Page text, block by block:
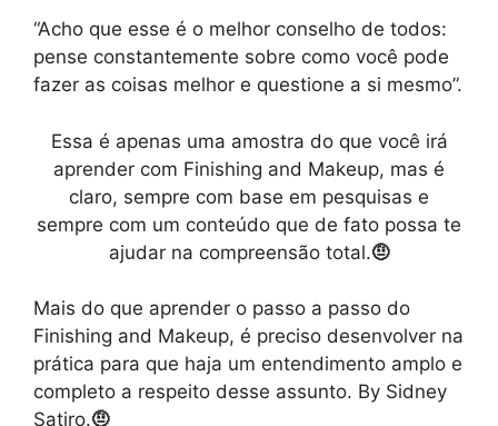
“Acho que esse é o melhor conselho de todos:
pense constantemente sobre como você pode
fazer as coisas melhor e questione a si mesmo”.
Essa é apenas uma amostra do que você irá
aprender com Finishing and Makeup, mas é
claro, sempre com base em pesquisas e
sempre com um conteúdo que de fato possa te
ajudar na compreensão total.🤨
Mais do que aprender o passo a passo do
Finishing and Makeup, é preciso desenvolver na
prática para que haja um entendimento amplo e
completo a respeito desse assunto. By Sidney
Satiro.🤨